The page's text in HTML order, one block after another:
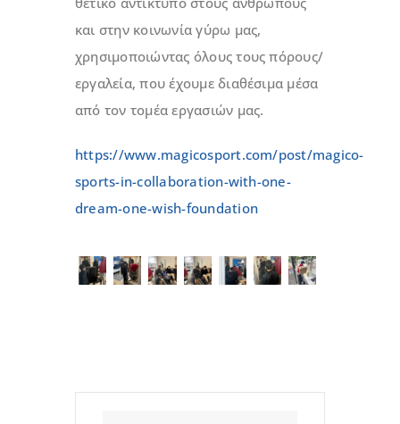
και στην κοινωνία γύρω μας,
χρησιμοποιώντας όλους τους πόρους/
εργαλεία, που έχουμε διαθέσιμα μέσα
από τον τομέα εργασιών μας.
https://www.magicosport.com/post/magico-
sports-in-collaboration-with-one-
dream-one-wish-foundation